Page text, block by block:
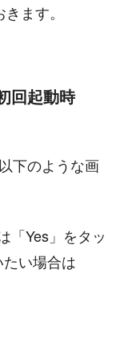
ます。
回起動時
下のような画
「Yes」をタッ
い場合は